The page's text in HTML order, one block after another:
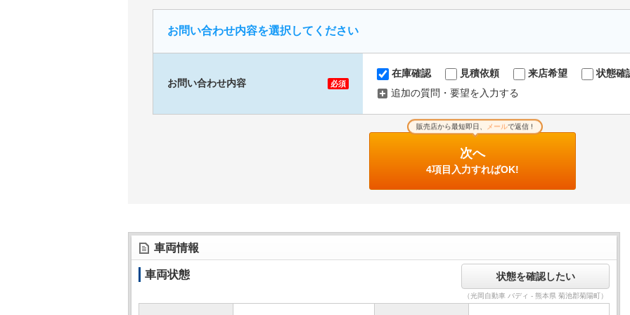
お問い合わせ内容を選択してください
お問い合わせ内容 必須
在庫確認 見積依頼 来店希望 状態確
追加の質問・要望を入力する
次へ
4項目入力すればOK!
販売店から最短即日、 メールで返信 !
車両情報
車両状態
（光岡自動車 バディ - 熊本県 菊池郡菊陽町）